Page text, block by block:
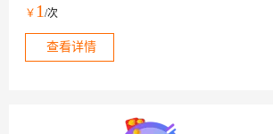
￥ 1 /次
查看详情